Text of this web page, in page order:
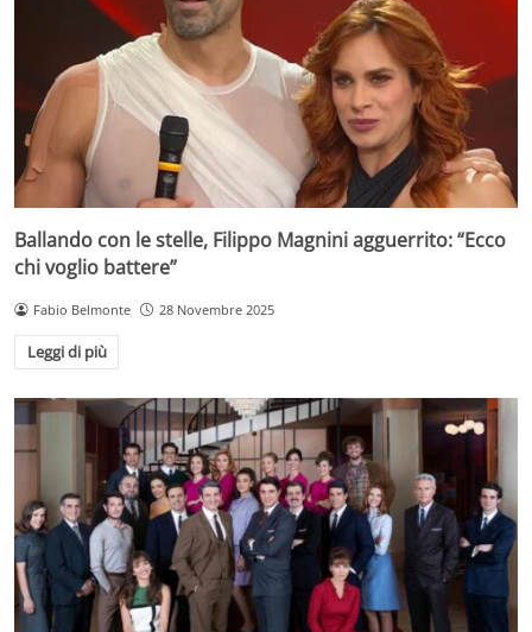
Ballando con le stelle, Filippo Magnini agguerrito: “Ecco
chi voglio battere”
Fabio Belmonte 28 Novembre 2025
Leggi di più